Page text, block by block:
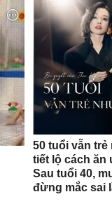
50 tuổi vẫn
tiết lộ cách ăn
Sau tuổi 40,
đừng mắc sai